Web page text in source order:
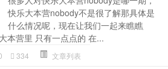
快乐大本营nobody不是很了解那具体是
什么情况呢，现在让我们一起来瞧瞧
本营里 只有一点点的 在...
334 文章列表